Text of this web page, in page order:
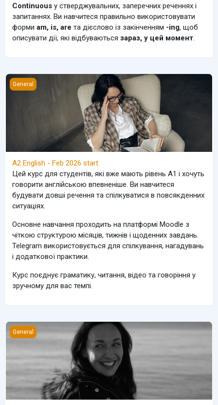
Continuous у стверджувальних, заперечних реченнях і
запитаннях. Ви навчитеся правильно використовувати
форми am, is, are та дієслово із закінченням -ing, щоб
описувати дії, які відбуваються зараз, у цей момент.
A2 English - Feb 2026 start
General
A2 English - Feb 2026 start
Цей курс для студентів, які вже мають рівень A1 і хочуть
говорити англійською впевненіше. Ви навчитеся
будувати довші речення та спілкуватися в повсякденних
ситуаціях.
Основне навчання проходить на платформі Moodle з
чіткою структурою місяців, тижнів і щоденних завдань.
Telegram використовується для спілкування, нагадувань
і додаткової практики.
Курс поєднує граматику, читання, відео та говоріння у
зручному для вас темпі.
A2 English with Natalia Korol
General